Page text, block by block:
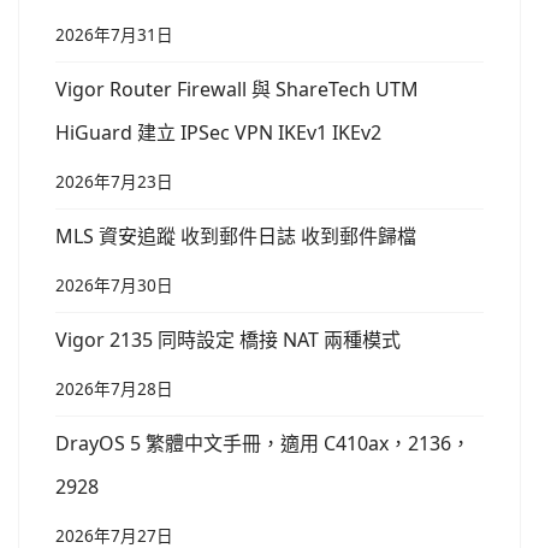
2026年7月31日
Vigor Router Firewall 與 ShareTech UTM
HiGuard 建立 IPSec VPN IKEv1 IKEv2
2026年7月23日
MLS 資安追蹤 收到郵件日誌 收到郵件歸檔
2026年7月30日
Vigor 2135 同時設定 橋接 NAT 兩種模式
2026年7月28日
DrayOS 5 繁體中文手冊，適用 C410ax，2136，
2928
2026年7月27日